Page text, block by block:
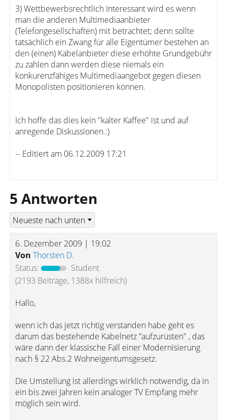
3) Wettbewerbsrechtlich Interessant wird es wenn
man die anderen Multimediaanbieter
(Telefongesellschaften) mit betrachtet; denn sollte
tatsächlich ein Zwang für alle Eigentümer bestehen an
den (einen) Kabelanbieter diese erhöhte Grundgebühr
zu zahlen dann werden diese niemals ein
konkurenzfähiges Multimediaangebot gegen diesen
Monopolisten positionieren können.
Ich hoffe das dies kein "kalter Kaffee" ist und auf
anregende Diskussionen.:)
-- Editiert am 06.12.2009 17:21
5 Antworten
6. Dezember 2009 | 19:02
Von Thorsten D.
Status:
Student
(2193 Beiträge, 1388x hilfreich)
Hallo,
wenn ich das jetzt richtig verstanden habe geht es
darum das bestehende Kabelnetz "aufzurüsten" , das
wäre dann der klassische Fall einer Modernisierung
nach § 22 Abs.2 Wohneigentumsgesetz.
Die Umstellung ist allerdings wirklich notwendig, da in
ein bis zwei Jahren kein analoger TV Empfang mehr
möglich sein wird.